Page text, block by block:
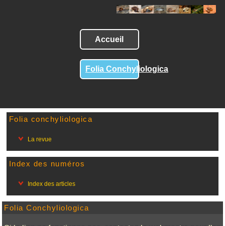
Accueil
Folia Conchyliologica
Folia conchyliologica
La revue
Index des numéros
Index des articles
Folia Conchyliologica